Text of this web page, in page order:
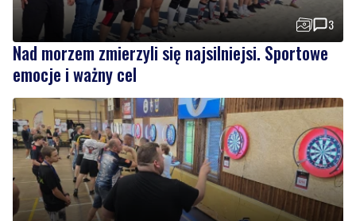
emocje i ważny cel
4
Dwa dni rywalizacji i sportowych emocji. Rzutki